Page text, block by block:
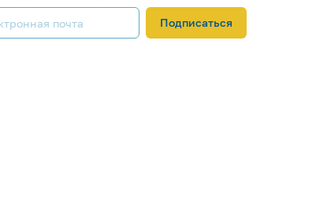
Подписаться